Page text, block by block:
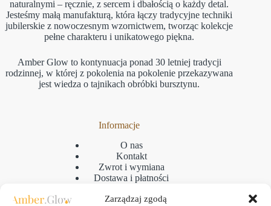
Zarządzaj zgodą
naturalnymi – ręcznie, z sercem i dbałością o każdy detal.
Jesteśmy małą manufakturą, która łączy tradycyjne techniki
jubilerskie z nowoczesnym wzornictwem, tworząc kolekcje
pełne charakteru i unikatowego piękna.
Amber Glow to kontynuacja ponad 30 letniej tradycji
rodzinnej, w której z pokolenia na pokolenie przekazywana
jest wiedza o tajnikach obróbki bursztynu.
Informacje
O nas
Kontakt
Zwrot i wymiana
Dostawa i płatności
Regulamin